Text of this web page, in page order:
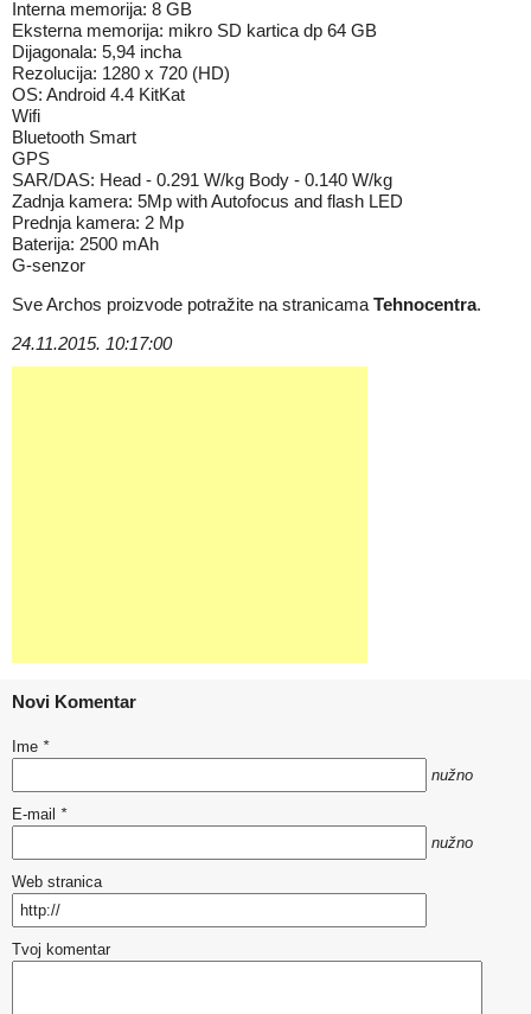
Interna memorija: 8 GB
Eksterna memorija: mikro SD kartica dp 64 GB
Dijagonala: 5,94 incha
Rezolucija: 1280 x 720 (HD)
OS: Android 4.4 KitKat
Wifi
Bluetooth Smart
GPS
SAR/DAS: Head - 0.291 W/kg Body - 0.140 W/kg
Zadnja kamera: 5Mp with Autofocus and flash LED
Prednja kamera: 2 Mp
Baterija: 2500 mAh
G-senzor
Sve Archos proizvode potražite na stranicama Tehnocentra.
24.11.2015. 10:17:00
Novi Komentar
Ime *
nužno
E-mail *
nužno
Web stranica
Tvoj komentar